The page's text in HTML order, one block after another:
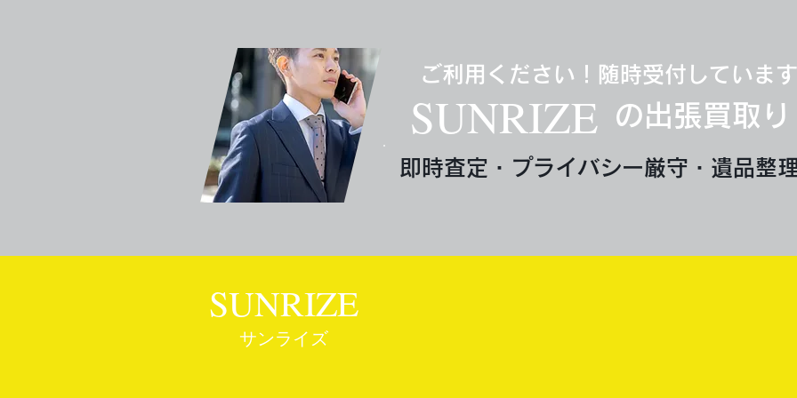
ご利用ください！随時受付しています
SUNRIZE の出張買取り
即時査定・プライバシー厳守・遺品整
SUNRIZE
サンライズ